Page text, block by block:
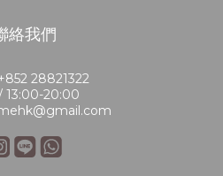
絡我們
28821322
13:00-20:00